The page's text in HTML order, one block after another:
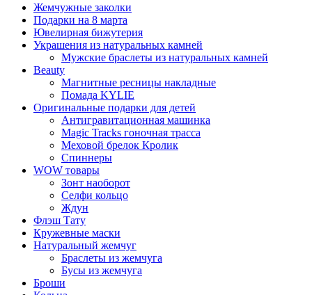
Жемчужные заколки
Подарки на 8 марта
Ювелирная бижутерия
Украшения из натуральных камней
Мужские браслеты из натуральных камней
Beauty
Магнитные ресницы накладные
Помада KYLIE
Оригинальные подарки для детей
Антигравитационная машинка
Magic Tracks гоночная трасса
Меховой брелок Кролик
Спиннеры
WOW товары
Зонт наоборот
Селфи кольцо
Ждун
Флэш Тату
Кружевные маски
Натуральный жемчуг
Браслеты из жемчуга
Бусы из жемчуга
Броши